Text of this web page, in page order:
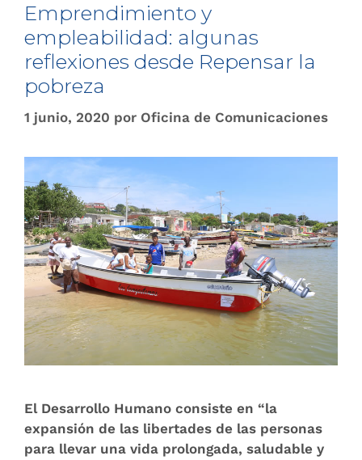
Emprendimiento y
empleabilidad: algunas
reflexiones desde Repensar la
pobreza
1 junio, 2020 por Oficina de Comunicaciones
El Desarrollo Humano consiste en “la
expansión de las libertades de las personas
para llevar una vida prolongada, saludable y